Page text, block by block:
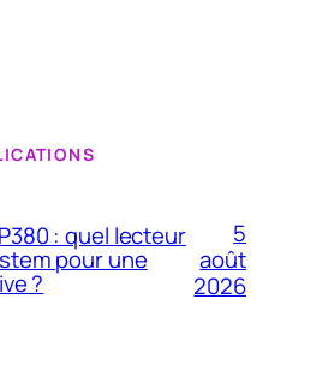
: quel lecteur
pour une
?
5
août
2026